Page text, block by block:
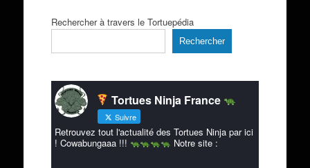
Rechercher à travers le Tortuepédia
Rechercher
Tortues Ninja France
Suivre
Retrouvez tout l'actualité des Tortues Ninja par ici
! Cowabungaaa !!!
Notre site :